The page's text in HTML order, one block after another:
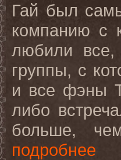
Гай был
компанию с
любили все,
группы, с
и все фэны
либо
больше,
подробнее